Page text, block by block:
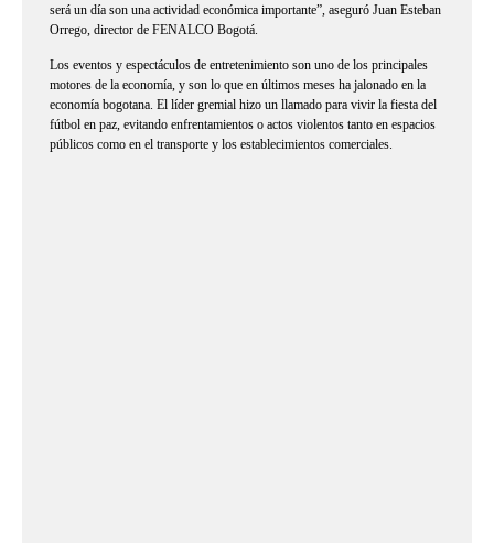
será un día son una actividad económica importante”, aseguró Juan Esteban
Orrego, director de FENALCO Bogotá.
Los eventos y espectáculos de entretenimiento son uno de los principales
motores de la economía, y son lo que en últimos meses ha jalonado en la
economía bogotana. El líder gremial hizo un llamado para vivir la fiesta del
fútbol en paz, evitando enfrentamientos o actos violentos tanto en espacios
públicos como en el transporte y los establecimientos comerciales.